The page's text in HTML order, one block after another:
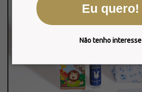
Eu quero!
Não tenho interesse